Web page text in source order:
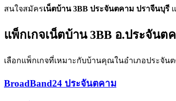
สนใจสมัครเน็ตบ้าน 3BB ประจันตคาม ปราจีนบุรี
แพ็กเกจเน็ตบ้าน 3BB อ.ประจันต
เลือกแพ็กเกจที่เหมาะกับบ้านคุณในอำเภอประจัน
BroadBand24 ประจันตคาม